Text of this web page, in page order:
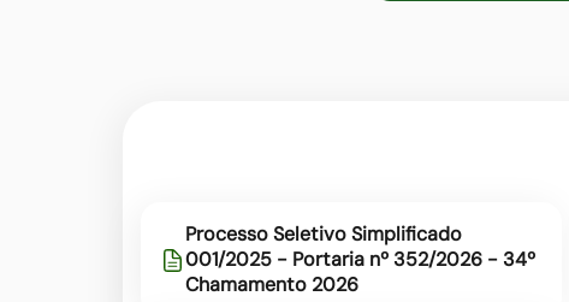
Processo Seletivo Simplificado
001/2025 - Portaria nº 352/2026 - 34º
Chamamento 2026